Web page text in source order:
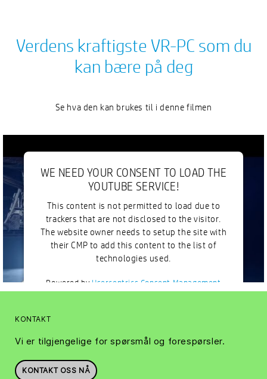
Verdens kraftigste VR-PC som du
kan bære på deg
Se hva den kan brukes til i denne filmen
WE NEED YOUR CONSENT TO LOAD THE
YOUTUBE SERVICE!
This content is not permitted to load due to
trackers that are not disclosed to the visitor.
The website owner needs to setup the site with
their CMP to add this content to the list of
technologies used.
Powered by Usercentrics Consent Management
KONTAKT
Vi er tilgjengelige for spørsmål og forespørsler.
KONTAKT OSS NÅ